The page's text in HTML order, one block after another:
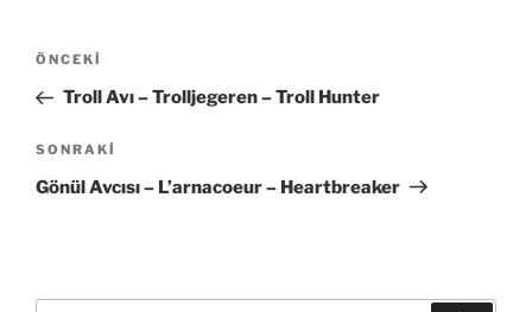
Yazı
Önceki
Yazı
ÖNCEKI
Troll Avı – Trolljegeren – Troll Hunter
Sonraki
Yazı
SONRAKI
Gönül Avcısı – L’arnacoeur – Heartbreaker